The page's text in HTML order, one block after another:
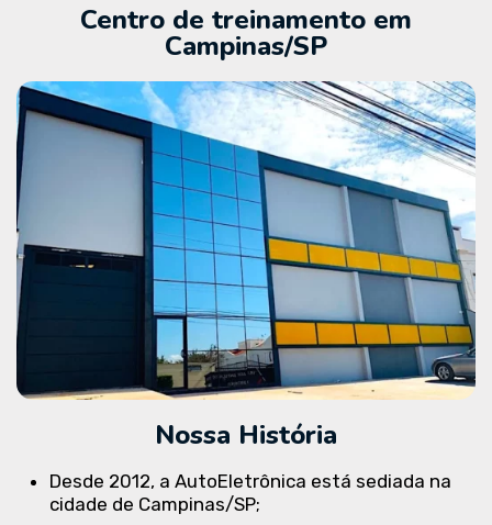
Centro de treinamento em
Campinas/SP
Nossa História
Desde 2012, a AutoEletrônica está sediada na
cidade de Campinas/SP;